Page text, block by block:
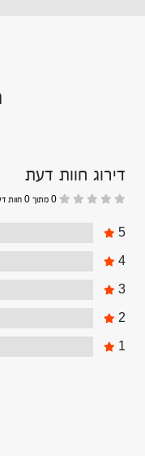
דירוג חוות דעת
5
4
3
2
1